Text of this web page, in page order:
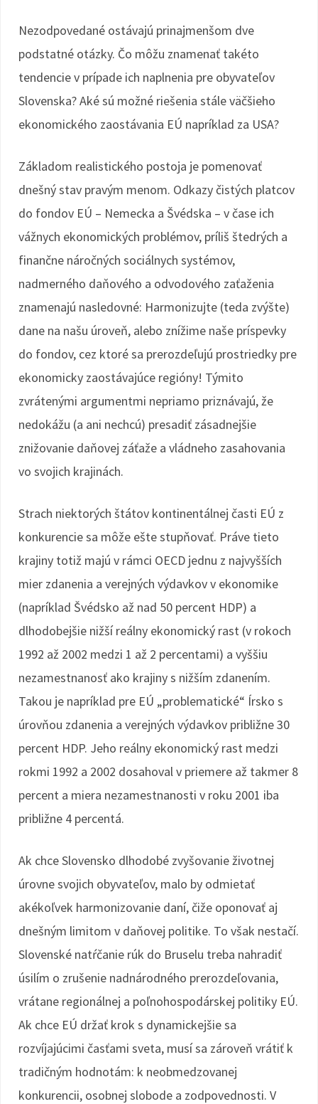
Nezodpovedané ostávajú prinajmenšom dve
podstatné otázky. Čo môžu znamenať takéto
tendencie v prípade ich naplnenia pre obyvateľov
Slovenska? Aké sú možné riešenia stále väčšieho
ekonomického zaostávania EÚ napríklad za USA?
Základom realistického postoja je pomenovať
dnešný stav pravým menom. Odkazy čistých platcov
do fondov EÚ – Nemecka a Švédska – v čase ich
vážnych ekonomických problémov, príliš štedrých a
finančne náročných sociálnych systémov,
nadmerného daňového a odvodového zaťaženia
znamenajú nasledovné: Harmonizujte (teda zvýšte)
dane na našu úroveň, alebo znížime naše príspevky
do fondov, cez ktoré sa prerozdeľujú prostriedky pre
ekonomicky zaostávajúce regióny! Týmito
zvrátenými argumentmi nepriamo priznávajú, že
nedokážu (a ani nechcú) presadiť zásadnejšie
znižovanie daňovej záťaže a vládneho zasahovania
vo svojich krajinách.
Strach niektorých štátov kontinentálnej časti EÚ z
konkurencie sa môže ešte stupňovať. Práve tieto
krajiny totiž majú v rámci OECD jednu z najvyšších
mier zdanenia a verejných výdavkov v ekonomike
(napríklad Švédsko až nad 50 percent HDP) a
dlhodobejšie nižší reálny ekonomický rast (v rokoch
1992 až 2002 medzi 1 až 2 percentami) a vyššiu
nezamestnanosť ako krajiny s nižším zdanením.
Takou je napríklad pre EÚ „problematické“ Írsko s
úrovňou zdanenia a verejných výdavkov približne 30
percent HDP. Jeho reálny ekonomický rast medzi
rokmi 1992 a 2002 dosahoval v priemere až takmer 8
percent a miera nezamestnanosti v roku 2001 iba
približne 4 percentá.
Ak chce Slovensko dlhodobé zvyšovanie životnej
úrovne svojich obyvateľov, malo by odmietať
akékoľvek harmonizovanie daní, čiže oponovať aj
dnešným limitom v daňovej politike. To však nestačí.
Slovenské natŕčanie rúk do Bruselu treba nahradiť
úsilím o zrušenie nadnárodného prerozdeľovania,
vrátane regionálnej a poľnohospodárskej politiky EÚ.
Ak chce EÚ držať krok s dynamickejšie sa
rozvíjajúcimi časťami sveta, musí sa zároveň vrátiť k
tradičným hodnotám: k neobmedzovanej
konkurencii, osobnej slobode a zodpovednosti. V